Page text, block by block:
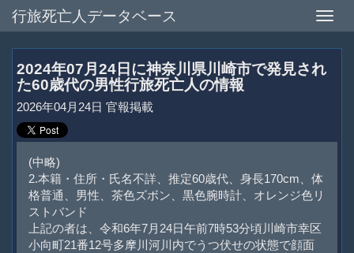
Toggle
行旅死亡人データベース
2024年07月24日に神奈川県川崎市で発見され
た60歳代の男性行旅死亡人の情報
2026年04月24日 官報掲載
(中略)
2.本籍・住所・氏名不詳、推定60歳代、身長170cm、体
格普通、男性、茶色ズボン、黒色腕時計、オレンジ色リ
ストバンド
上記の者は、令和6年7月24日午前7時53分頃川崎市幸区
小向町21番12号多摩川河川内でうつ伏せの状態で顔面